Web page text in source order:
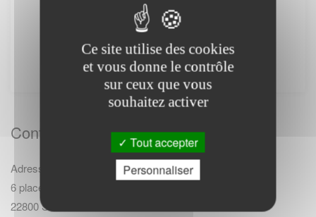
Service public
simplement de vous connecter à leur site
internet. Il ne fournit aucune prestation.
Contact Mairie
Adresse :
6 place de l Eglise
22800 SAINT BRANDAN
Ce site utilise des cookies
et vous donne le contrôle
sur ceux que vous
souhaitez activer
Tout accepter
Personnaliser